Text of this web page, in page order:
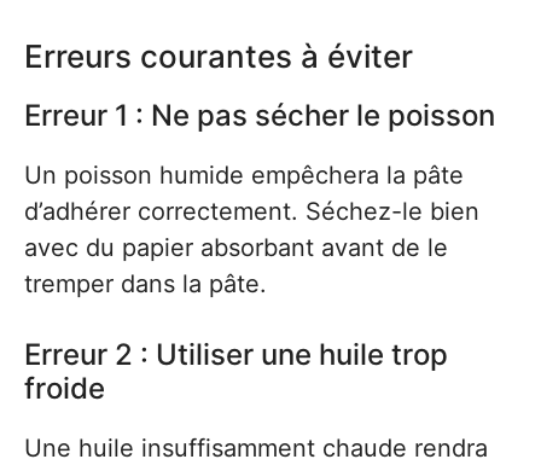
Erreurs courantes à éviter
Erreur 1 : Ne pas sécher le poisson
Un poisson humide empêchera la pâte
d’adhérer correctement. Séchez-le bien
avec du papier absorbant avant de le
tremper dans la pâte.
Erreur 2 : Utiliser une huile trop
froide
Une huile insuffisamment chaude rendra